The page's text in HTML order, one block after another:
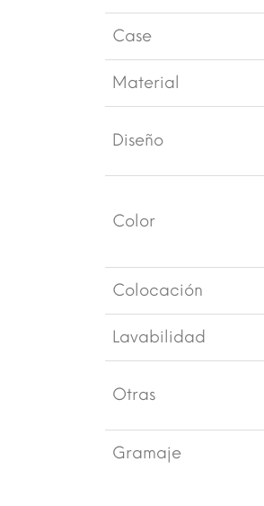
Case
Material
Diseño
Color
Colocación
Lavabilidad
Otras
Gramaje